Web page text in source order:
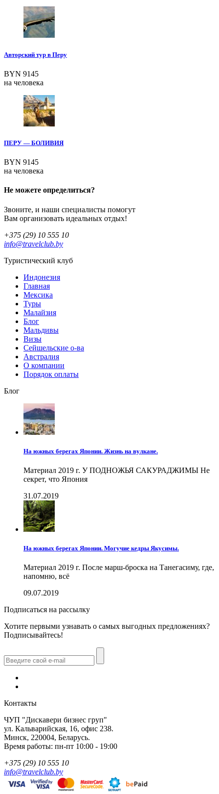
Авторский тур в Перу
BYN 9145
на человека
ПЕРУ — БОЛИВИЯ
BYN 9145
на человека
Не можете определиться?
Звоните, и наши специалисты помогут
Вам организовать идеальных отдых!
+375 (29) 10 555 10
info@travelclub.by
Туристический клуб
Индонезия
Главная
Мексика
Туры
Малайзия
Блог
Мальдивы
Визы
Сейшельские о-ва
Австралия
О компании
Порядок оплаты
Блог
На южных берегах Японии. Жизнь на вулкане.
Материал 2019 г. У ПОДНОЖЬЯ САКУРАДЖИМЫ Не
секрет, что Япония
31.07.2019
На южных берегах Японии. Могучие кедры Якусимы.
Материал 2019 г. После марш-броска на Танегасиму, где,
напомню, всё
09.07.2019
Подписаться на рассылку
Хотите первыми узнавать о самых выгодных предложениях?
Подписывайтесь!
Контакты
ЧУП "Дискавери бизнес груп"
ул. Кальварийская, 16, офис 238.
Минск, 220004, Беларусь.
Время работы: пн-пт 10:00 - 19:00
+375 (29) 10 555 10
info@travelclub.by